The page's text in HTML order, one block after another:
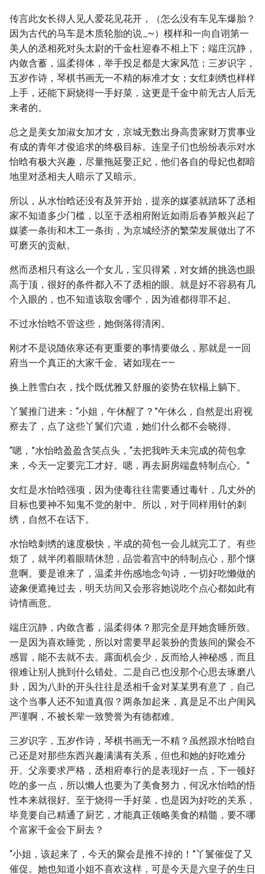
传言此女长得人见人爱花见花开，（怎么没有车见车爆胎？
因为古代的马车是木质轮胎的说~~）模样和一向自诩第一
美人的丞相死对头太尉的千金杜迎春不相上下；端庄沉静，
内敛含蓄，温柔得体，举手投足都是大家风范；三岁识字，
五岁作诗，琴棋书画无一不精的标准才女；女红刺绣也样样
上手，还能下厨烧得一手好菜，这更是千金中前无古人后无
来者的。
总之是美女加淑女加才女，京城无数出身高贵家财万贯事业
有成的青年才俊追求的终极目标。连皇子们也纷纷表示对水
怡晗有极大兴趣，尽量拖延娶正妃，他们各自的母妃也都暗
地里对丞相夫人暗示了又暗示。
所以，从水怡晗还没有及笄开始，提亲的媒婆就踏坏了丞相
家不知道多少门槛，以至于丞相府附近如雨后春笋般兴起了
媒婆一条街和木工一条街，为京城经济的繁荣发展做出了不
可磨灭的贡献。
然而丞相只有这么一个女儿，宝贝得紧，对女婿的挑选也眼
高于顶，很好的条件都入不了丞相的眼。就是好不容易有几
个入眼的，也不知道该取舍哪个，因为谁都得罪不起。
不过水怡晗不管这些，她倒落得清闲。
刚才不是说随依寒还有更重要的事情要做么，那就是——回
府当一个真正的大家千金。诸如现在——
换上胜雪白衣，找个既优雅又舒服的姿势在软榻上躺下。
丫鬟推门进来：“小姐，午休醒了？”午休么，自然是出府视
察去了，点了这些丫鬟们穴道，她们什么都不会晓得。
“嗯，”水怡晗盈盈含笑点头，“去把我昨天未完成的荷包拿
来，今天一定要完工才好。嗯，再去厨房端盘特制点心。”
女红是水怡晗强项，因为使毒往往需要通过毒针，几丈外的
目标也要神不知鬼不觉的射中。所以，对于同样用针的刺
绣，自然不在话下。
水怡晗刺绣的速度极快，半成的荷包一会儿就完工了。有些
烦了，就半闭着眼睛休憩，品尝着宫中的特制点心，那个惬
意啊。要是谁来了，温柔并伤感地念句诗，一切好吃懒做的
迹象便遮掩过去，明天坊间又会形容她说吃个点心都如此有
诗情画意。
端庄沉静，内敛含蓄，温柔得体？那完全是拜她贪睡所致。
一是因为喜欢睡觉，所以对需要早起装扮的贵族间的聚会不
感冒，能不去就不去。露面机会少，反而给人神秘感，而且
很难让别人挑到什么错处。二是自己也没那个心思去琢磨八
卦，因为八卦的开头往往是丞相千金对某某男有意了，自己
这个当事人还不知道真假？两条加起来，真是足不出户闺风
严谨啊，不被长辈一致赞誉为有德都难。
三岁识字，五岁作诗，琴棋书画无一不精？虽然跟水怡晗自
己还是对那些东西兴趣满满有关系，但也和她的好吃难分
开。父亲要求严格，丞相府奉行的是表现好一点，下一顿好
吃的多一点，所以懒人也要为了美食努力，何况水怡晗的悟
性本来就很好。至于烧得一手好菜，也是因为好吃的关系，
毕竟要自己精通了厨艺，才能真正领略美食的精髓，要不哪
个富家千金会下厨去？
“小姐，该起来了，今天的聚会是推不掉的！”丫鬟催促了又
催促。她也知道小姐不喜欢这样，可是今天是六皇子的生日